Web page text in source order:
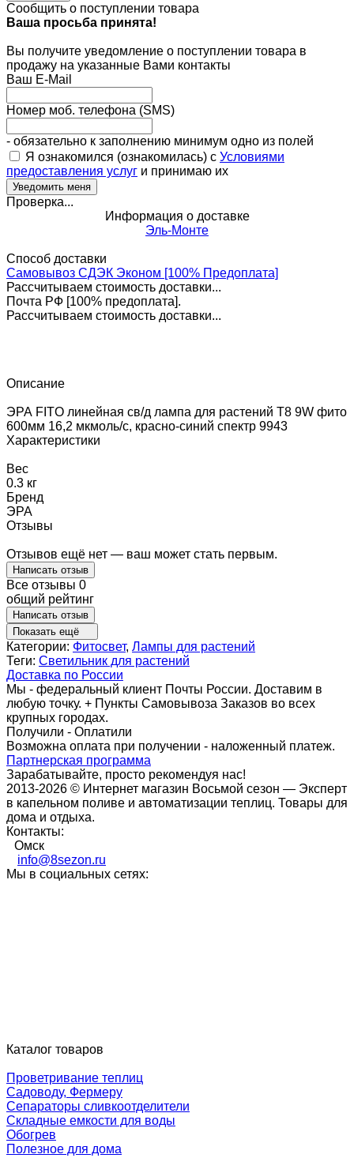
Сообщить о поступлении товара
Ваша просьба принята!
Вы получите уведомление о поступлении товара в
продажу на указанные Вами контакты
Ваш E-Mail
Номер моб. телефона (SMS)
- обязательно к заполнению минимум одно из полей
Я ознакомился (ознакомилась) с Условиями
предоставления услуг и принимаю их
Проверка...
Информация о доставке
Эль-Монте
Способ доставки
Самовывоз СДЭК Эконом [100% Предоплата]
Рассчитываем стоимость доставки...
Почта РФ [100% предоплата].
Рассчитываем стоимость доставки...
Описание
ЭРА FITO линейная св/д лампа для растений T8 9W фито
600мм 16,2 мкмоль/c, красно-синий спектр 9943
Характеристики
Вес
0.3 кг
Бренд
ЭРА
Отзывы
Отзывов ещё нет — ваш может стать первым.
Написать отзыв
Все отзывы 0
общий рейтинг
Написать отзыв
Показать ещё
Категории: Фитосвет, Лампы для растений
Теги: Светильник для растений
Доставка по России
Мы - федеральный клиент Почты России. Доставим в
любую точку. + Пункты Самовывоза Заказов во всех
крупных городах.
Получили - Оплатили
Возможна оплата при получении - наложенный платеж.
Партнерская программа
Зарабатывайте, просто рекомендуя нас!
2013-2026 © Интернет магазин Восьмой сезон — Эксперт
в капельном поливе и автоматизации теплиц. Товары для
дома и отдыха.
Контакты:
Омск
info@8sezon.ru
Мы в социальных сетях:
Каталог товаров
Проветривание теплиц
Садоводу, Фермеру
Сепараторы сливкоотделители
Складные емкости для воды
Обогрев
Полезное для дома